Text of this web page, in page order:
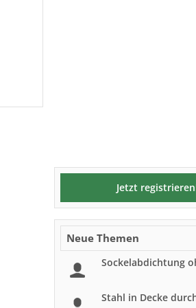
Jetzt
Neue Themen
Sockelabdichtung
Stahl in Decke